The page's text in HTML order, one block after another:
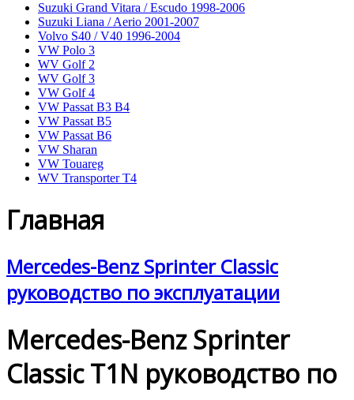
Suzuki Grand Vitara / Escudo 1998-2006
Suzuki Liana / Aerio 2001-2007
Volvo S40 / V40 1996-2004
VW Polo 3
WV Golf 2
WV Golf 3
VW Golf 4
VW Passat B3 B4
VW Passat B5
VW Passat B6
VW Sharan
VW Touareg
WV Transporter T4
Главная
Mercedes-Benz Sprinter Classic
руководство по эксплуатации
Mercedes-Benz Sprinter
Classic T1N руководство по